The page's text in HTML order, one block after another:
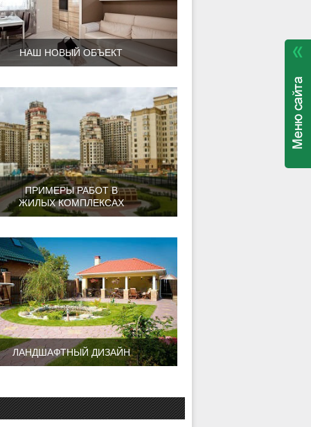
НАШ НОВЫЙ ОБЪЕКТ
ПРИМЕРЫ РАБОТ В
ЖИЛЫХ КОМПЛЕКСАХ
ЛАНДШАФТНЫЙ ДИЗАЙН